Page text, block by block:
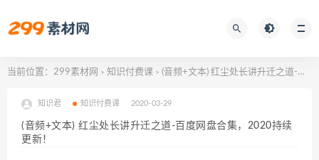
当前位置： 299素材网 > 知识付费课 > (音频+文本) 红尘处长讲升迁之道-百度网盘合集，2020持续更新！
知识君 知识付费课 2020-03-29
(音频+文本) 红尘处长讲升迁之道-百度网盘合集，2020持续
更新！